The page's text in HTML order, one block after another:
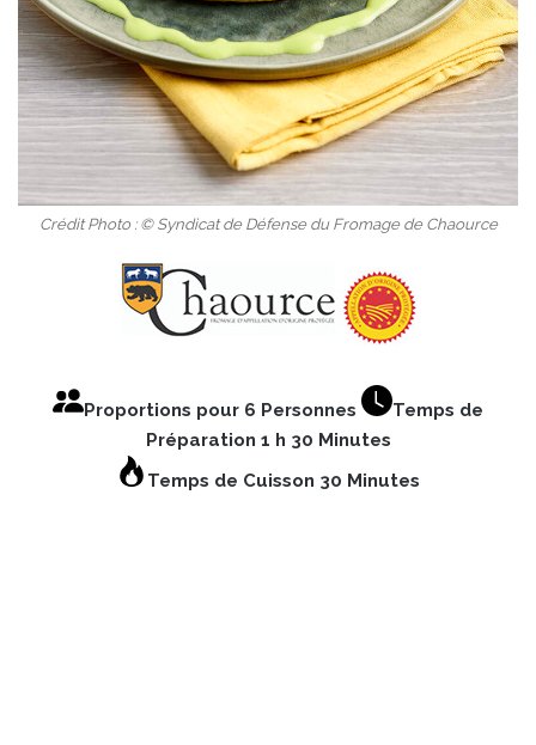
Crédit Photo : © Syndicat de Défense du Fromage de Chaource
Proportions pour 6 Personnes
Temps de
Préparation 1 h 30 Minutes
Temps de Cuisson 30 Minutes